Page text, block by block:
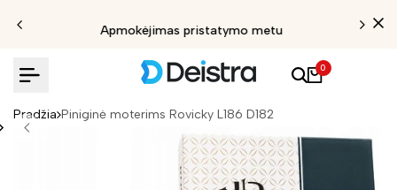
Apmokėjimas pristatymo metu
0
Pradžia Piniginė moterims Rovicky L186 D182